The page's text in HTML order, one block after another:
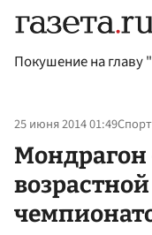
Покушение на главу
25 июня 2014 01:49Спорт